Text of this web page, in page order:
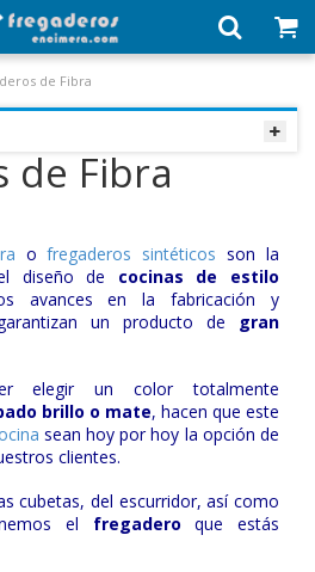
de Fibra
de Fibra
ofregaderos sintéticos son la
diseño de cocinas de estilo
avances en la fabricación y
un producto de gran
elegir un color totalmente
brillo o mate, hacen que este
sean hoy por hoy la opción de
clientes.
cubetas, del escurridor, así como
el fregadero que estás